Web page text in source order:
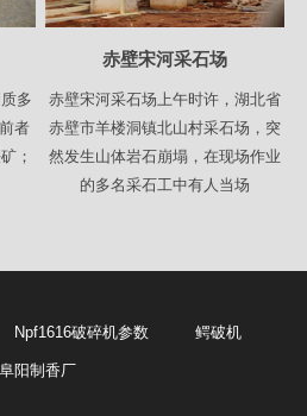
多
者
；
赤壁宋河采石场
赤壁宋河采石场上午时许，湖北省
赤壁市羊楼洞镇北山村采石场，突
然发生山体岩石崩塌，在现场作业
的多名采石工中有人当场
Npf1616破碎机参数 鳄破机
阜阳制香厂